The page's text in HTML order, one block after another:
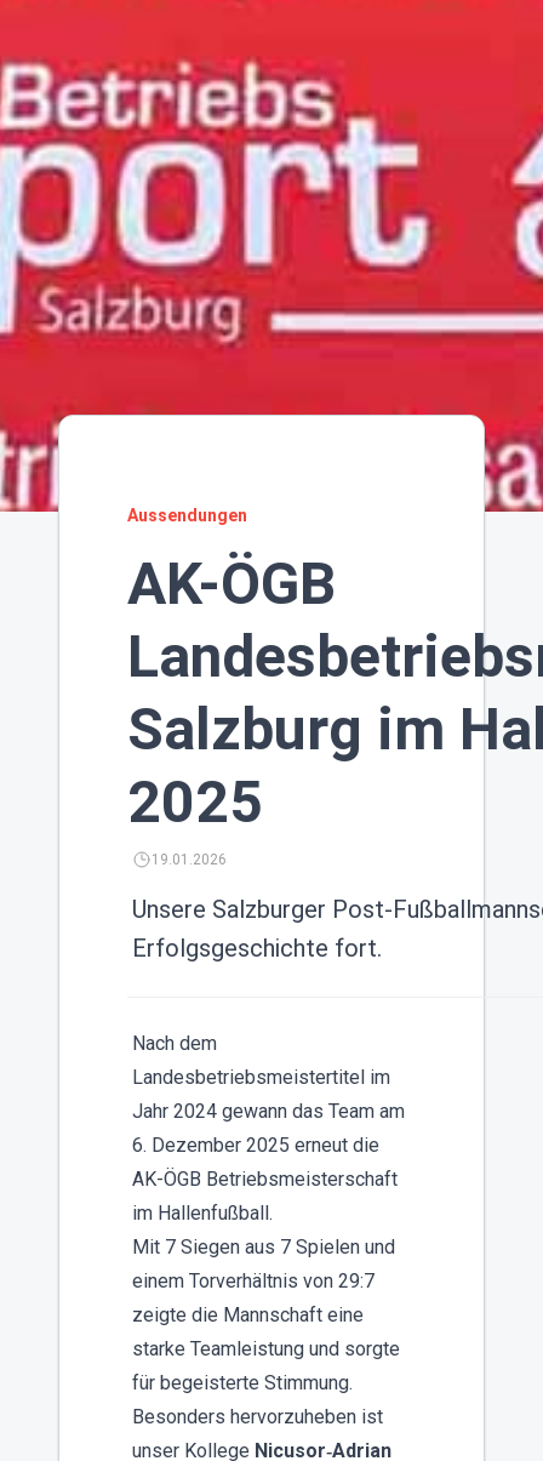
Aussendungen
AK-ÖGB
Salzburg im
2025
19.01.2026
Unsere Salzburger Post-
Erfolgsgeschichte fort.
Nach dem
Landesbetriebsmeistertitel im
Jahr 2024 gewann das Team am
6. Dezember 2025 erneut die
AK-ÖGB Betriebsmeisterschaft
im Hallenfußball.
Mit 7 Siegen aus 7 Spielen und
einem Torverhältnis von 29:7
zeigte die Mannschaft eine
starke Teamleistung und sorgte
für begeisterte Stimmung.
Besonders hervorzuheben ist
unser Kollege Nicusor‑Adrian